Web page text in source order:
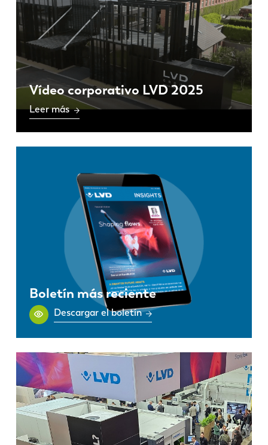
Vídeo corporativo LVD 2025
Leer más
Boletín más reciente
Descargar el boletín